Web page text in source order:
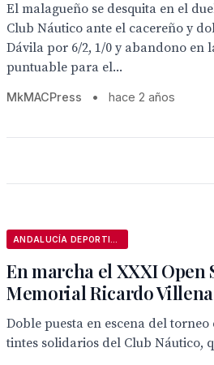
El malagueño se desquita en el
Club Náutico ante el cacereño y
Dávila por 6/2, 1/0 y abandono en
puntuable para el...
MkMACPress • hace 2 años
En marcha el XXXI Open
Memorial Ricardo Villena
Doble puesta en escena del
tintes solidarios del Club Náutico,